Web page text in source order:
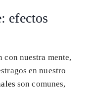
efectos
nuestra mente,
en nuestro
son comunes,